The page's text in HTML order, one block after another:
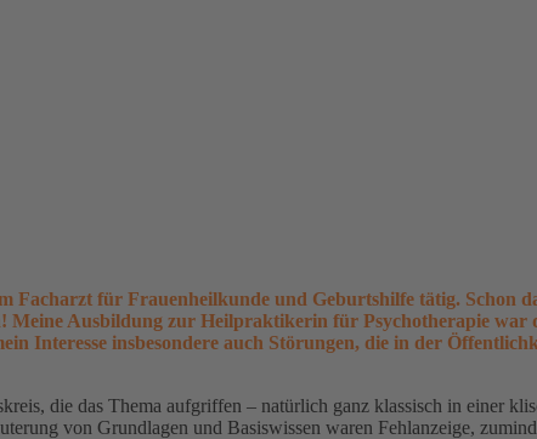
für Frauenheilkunde und Geburtshilfe tätig. Schon
Ausbildung zur Heilpraktikerin für Psychotherapie war
Interesse insbesondere auch Störungen, die in der
die das Thema aufgriffen – natürlich ganz klassisch in einer
von Grundlagen und Basiswissen waren Fehlanzeige,